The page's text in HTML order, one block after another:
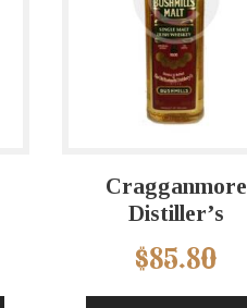
Cragganmore
Distiller’s
$85.80